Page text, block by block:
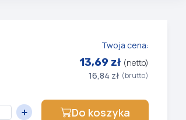
Twoja cena:
13,69 zł (netto)
16,84 zł (brutto)
Do koszyka